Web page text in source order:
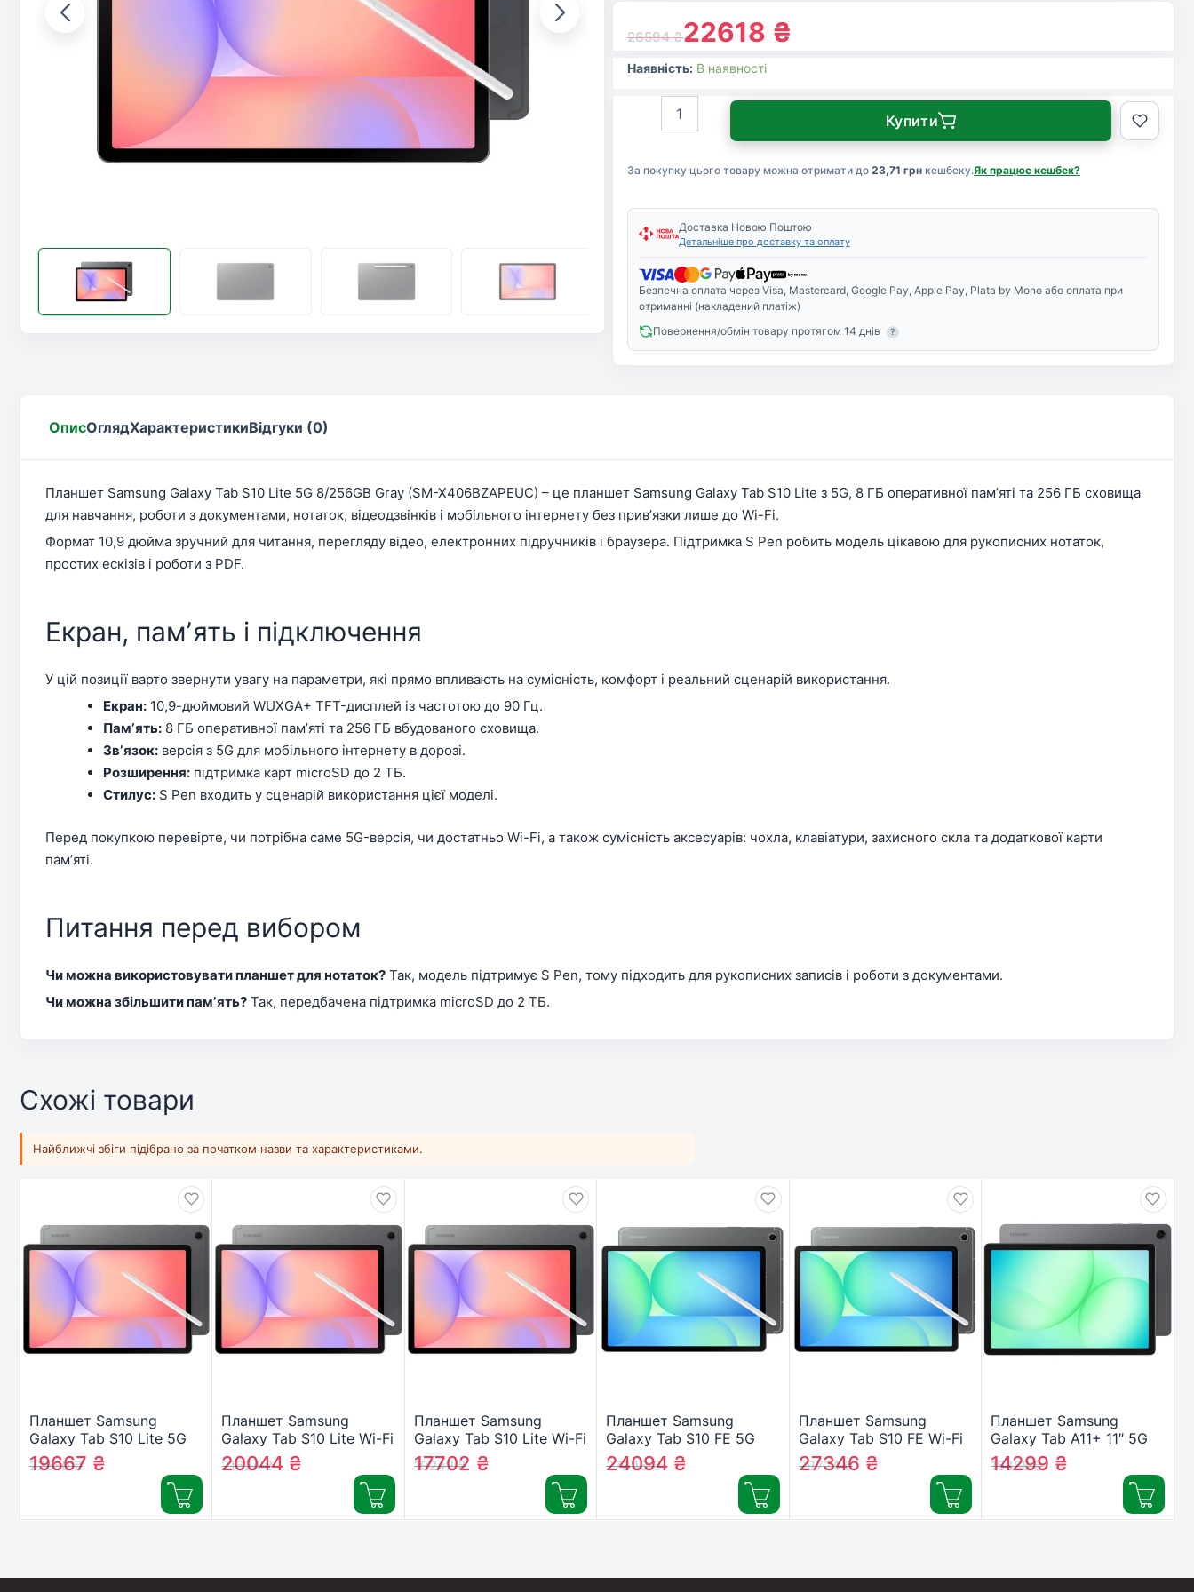
26594₴22618 ₴
Наявність: В наявності
За покупку цього товару можна отримати до 23,71 грнкешбеку.Як працює кешбек?
Samsung
S10
5G
8/256GB
Gray
X406BZAPEUC)
кількість
Купити
Доставка Новою Поштою
Детальніше про доставку та оплату
Безпечна оплата через Visa, Mastercard, Google Pay, Apple Pay, Plata by Mono або оплата при
отриманні (накладений платіж)
Повернення/обмін товару протягом 14 днів
?
ОписОглядХарактеристикиВідгуки (0)
Планшет Samsung Galaxy Tab S10 Lite 5G 8/256GB Gray (SM-X406BZAPEUC) – це планшет Samsung Galaxy Tab S10 Lite з 5G, 8 ГБ оперативної памʼяті та 256 ГБ сховища
для навчання, роботи з документами, нотаток, відеодзвінків і мобільного інтернету без привʼязки лише до Wi-Fi.
Формат 10,9 дюйма зручний для читання, перегляду відео, електронних підручників і браузера. Підтримка S Pen робить модель цікавою для рукописних нотаток,
простих ескізів і роботи з PDF.
Екран, памʼять і підключення
У цій позиції варто звернути увагу на параметри, які прямо впливають на сумісність, комфорт і реальний сценарій використання.
Екран: 10,9-дюймовий WUXGA+ TFT-дисплей із частотою до 90 Гц.
Памʼять: 8 ГБ оперативної памʼяті та 256 ГБ вбудованого сховища.
Звʼязок: версія з 5G для мобільного інтернету в дорозі.
Розширення: підтримка карт microSD до 2 ТБ.
Стилус: S Pen входить у сценарій використання цієї моделі.
Перед покупкою перевірте, чи потрібна саме 5G-версія, чи достатньо Wi-Fi, а також сумісність аксесуарів: чохла, клавіатури, захисного скла та додаткової карти
памʼяті.
Питання перед вибором
Чи можна використовувати планшет для нотаток? Так, модель підтримує S Pen, тому підходить для рукописних записів і роботи з документами.
Чи можна збільшити памʼять? Так, передбачена підтримка microSD до 2 ТБ.
Схожі товари
Найближчі збіги підібрано за початком назви та характеристиками.
Планшет Samsung
Galaxy Tab S10 Lite 5G
6/128GB Gray (SM-
X406BZAREUC)
22580₴
19667 ₴
Планшет Samsung
Galaxy Tab S10 Lite Wi-Fi
8/256GB Gray (SM-
X400NZAPEUC)
21624₴
20044 ₴
Планшет Samsung
Galaxy Tab S10 Lite Wi-Fi
6/128GB Gray (SM-
X400NZAREUC)
19242₴
17702 ₴
Планшет Samsung
Galaxy Tab S10 FE 5G
8/128GB Gray (SM-
X526BZAREUC)
27346₴
24094 ₴
Планшет Samsung
Galaxy Tab S10 FE Wi-Fi
12/256GB Gray (SM-
X520NZAPEUC)
29724₴
27346 ₴
Планшет Samsung
Galaxy Tab A11+ 11″ 5G
8/256GB 2025 Gray
(SM-X236BZAPEUC)
15388₴
14299 ₴